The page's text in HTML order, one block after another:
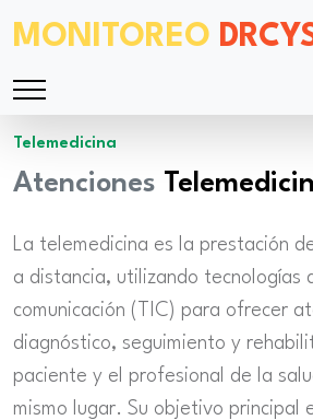
MONITOREO
Telemedicina
Atenciones
La telemedicina es la prestación
a distancia, utilizando tecnologías
comunicación (TIC) para ofrecer
diagnóstico, seguimiento y
paciente y el profesional de la
mismo lugar. Su objetivo principal